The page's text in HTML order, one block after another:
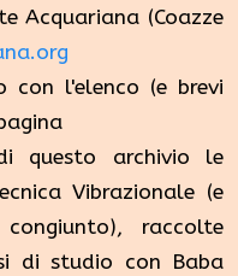
Acquariana (Coazze
l'elenco (e brevi
questo archivio le
Vibrazionale (e
raccolte
di studio con Baba